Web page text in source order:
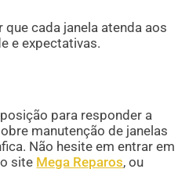
cada janela atenda aos
e expectativas.
para responder a
manutenção de janelas
Não hesite em entrar em
site Mega Reparos, ou